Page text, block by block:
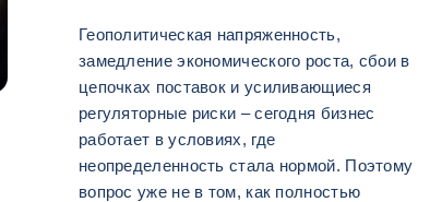
Геополитическая напряженность,
замедление экономического роста, сбои в
цепочках поставок и усиливающиеся
регуляторные риски – сегодня бизнес
работает в условиях, где
неопределенность стала нормой. Поэтому
вопрос уже не в том, как полностью